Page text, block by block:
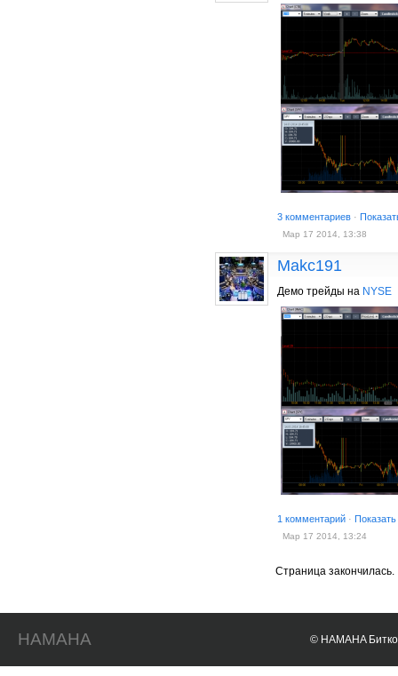
3 комментариев ·
Мар 17 2014, 13:38
Makc191
Демо трейды на NYSE
1 комментарий ·
Мар 17 2014, 13:24
Страница закончилась.
HAMAHA © HAMAHA